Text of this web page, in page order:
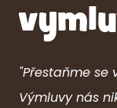
"Přestaňme
Výmluvy nás